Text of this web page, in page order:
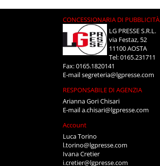
CONCESSIONARIA DI PUBBLICITÀ
LG PRESSE S.R.L.
via Festaz, 52
11100 AOSTA
Tel: 0165.231711
Fax: 0165.1820141
E-mailsegreteria@lgpresse.com
RESPONSABILE DI AGENZIA
Arianna Gori Chisari
E-maila.chisari@lgpresse.com
Account
Luca Torino
l.torino@lgpresse.com
Ivana Cretier
i.cretier@lgpresse.com